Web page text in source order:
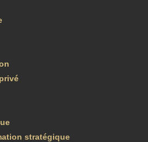
stratégique